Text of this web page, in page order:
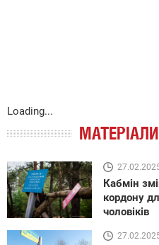
Loading...
Кабмін
кордону
чоловіків